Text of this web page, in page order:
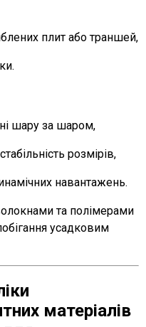
плит або траншей,
шару за шаром,
розмірів,
навантажень.
та полімерами
усадковим
матеріалів